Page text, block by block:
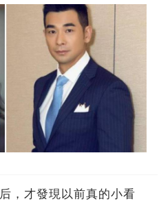
，才發現以前真的小看